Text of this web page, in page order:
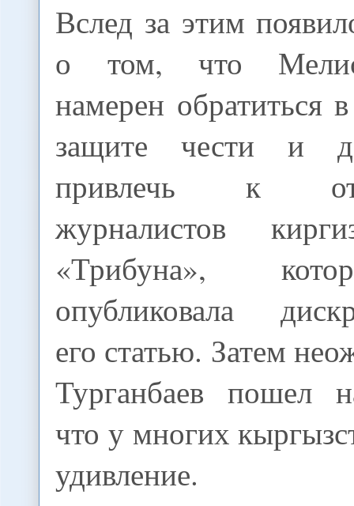
Вслед за этим
о том, что Мелис
намерен обратиться
защите чести и
привлечь к
журналистов
«Трибуна»,
опубликовала
его статью. Затем
Турганбаев пошел
что у многих
удивление.